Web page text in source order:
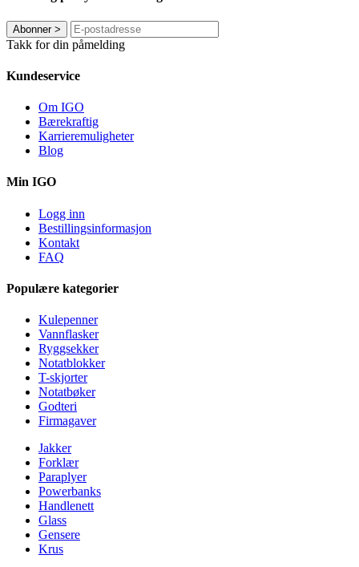
Abonner>
Takk for din påmelding
Kundeservice
Om IGO
Bærekraftig
Karrieremuligheter
Blog
Min IGO
Logg inn
Bestillingsinformasjon
Kontakt
FAQ
Populære kategorier
Kulepenner
Vannflasker
Ryggsekker
Notatblokker
T-skjorter
Notatbøker
Godteri
Firmagaver
Jakker
Forklær
Paraplyer
Powerbanks
Handlenett
Glass
Gensere
Krus